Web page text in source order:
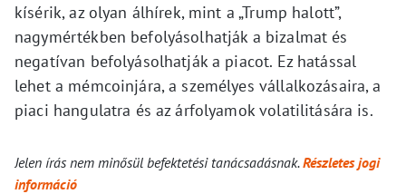
kísérik, az olyan álhírek, mint a „Trump halott”,
nagymértékben befolyásolhatják a bizalmat és
negatívan befolyásolhatják a piacot. Ez hatással
lehet a mémcoinjára, a személyes vállalkozásaira, a
piaci hangulatra és az árfolyamok volatilitására is.
Jelen írás nem minősül befektetési tanácsadásnak.Részletes jogi
információ